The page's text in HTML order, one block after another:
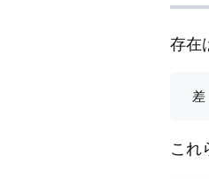
存在
これ